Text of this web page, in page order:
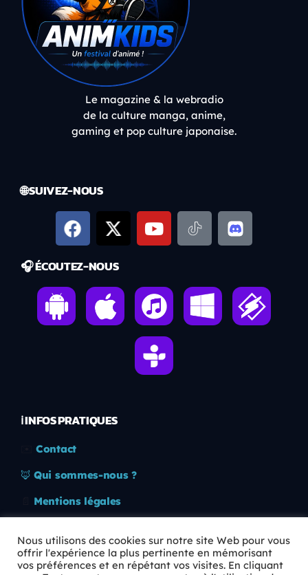
Le magazine & la webradio
de la culture manga, anime,
gaming et pop culture japonaise.
🌐 SUIVEZ-NOUS
🎧 ÉCOUTEZ-NOUS
ℹ️ INFOS PRATIQUES
Contact
🦊 Qui sommes-nous ?
Mentions légales
🛡️ RGPD
Nous utilisons des cookies sur notre site Web pour vous
offrir l'expérience la plus pertinente en mémorisant
vos préférences et en répétant vos visites. En cliquant